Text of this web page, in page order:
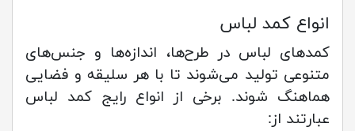
انواع کمد لباس
کمدهای لباس در طرح‌ها، اندازه‌ها و جنس‌های
متنوعی تولید می‌شوند تا با هر سلیقه و فضایی
هماهنگ شوند. برخی از انواع رایج کمد لباس
عبارتند از: